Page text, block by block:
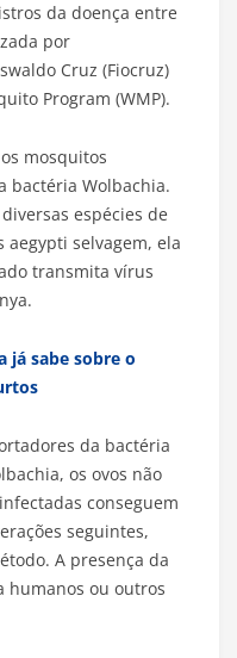
da doença entre
por
Cruz (Fiocruz)
Program (WMP).
mosquitos
bactéria Wolbachia.
espécies de
aegypti selvagem, ela
transmita vírus
já sabe sobre o
da bactéria
os ovos não
conseguem
seguintes,
A presença da
humanos ou outros